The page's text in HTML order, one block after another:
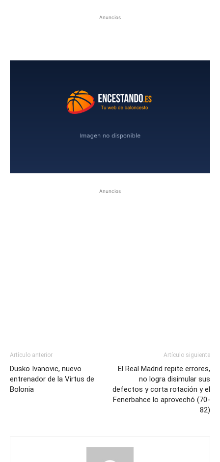
Anuncios
Anuncios
Artículo anterior
Dusko Ivanovic, nuevo
entrenador de la Virtus de
Bolonia
Artículo siguiente
El Real Madrid repite errores,
no logra disimular sus
defectos y corta rotación y el
Fenerbahce lo aprovechó (70-
82)